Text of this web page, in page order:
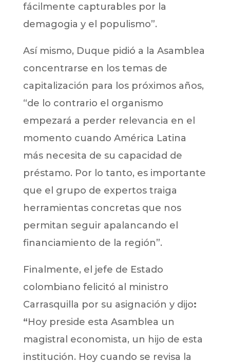
fácilmente capturables por la
demagogia y el populismo”.
Así mismo, Duque pidió a la Asamblea
concentrarse en los temas de
capitalización para los próximos años,
“de lo contrario el organismo
empezará a perder relevancia en el
momento cuando América Latina
más necesita de su capacidad de
préstamo. Por lo tanto, es importante
que el grupo de expertos traiga
herramientas concretas que nos
permitan seguir apalancando el
financiamiento de la región”.
Finalmente, el jefe de Estado
colombiano felicitó al ministro
Carrasquilla por su asignación y dijo:
“Hoy preside esta Asamblea un
magistral economista, un hijo de esta
institución. Hoy cuando se revisa la